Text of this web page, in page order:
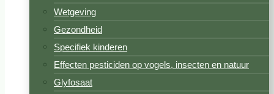
Wetgeving
Gezondheid
Specifiek kinderen
Effecten pesticiden op vogels, insecten en natuur
Glyfosaat